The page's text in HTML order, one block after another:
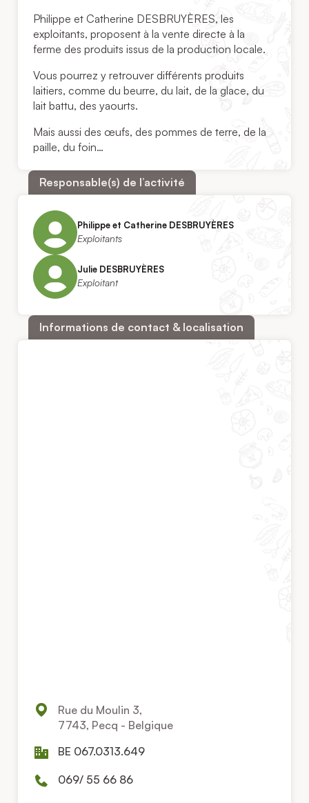
Philippe et Catherine DESBRUYÈRES, les
exploitants, proposent à la vente directe à la
ferme des produits issus de la production locale.
Vous pourrez y retrouver différents produits
laitiers, comme du beurre, du lait, de la glace, du
lait battu, des yaourts.
Mais aussi des œufs, des pommes de terre, de la
paille, du foin…
Responsable(s) de l’activité
Philippe et Catherine DESBRUYÈRES
Exploitants
Julie DESBRUYÈRES
Exploitant
Informations de contact & localisation
Rue du Moulin 3,
7743, Pecq - Belgique
BE 067.0313.649
069/ 55 66 86